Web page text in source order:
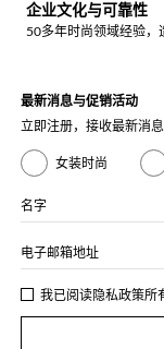
企业文化与可靠性
50多年时尚领域经验，
最新消息与促销活动
立即注册，接收最新消
女装时尚
名字
电子邮箱地址
我已阅读隐私政策所